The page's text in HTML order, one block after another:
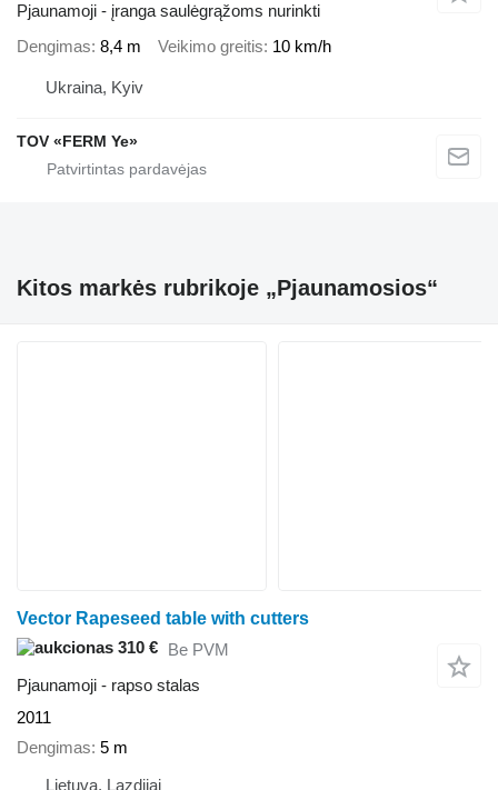
Pjaunamoji - įranga saulėgrąžoms nurinkti
Dengimas 8,4 m Veikimo greitis 10 km/h
Ukraina, Kyiv
TOV «FERM Ye»
Kitos markės rubrikoje „Pjaunamosios“
Vector Rapeseed table with cutters
310 € Be PVM
Pjaunamoji - rapso stalas
2011
Dengimas 5 m
Lietuva, Lazdijai